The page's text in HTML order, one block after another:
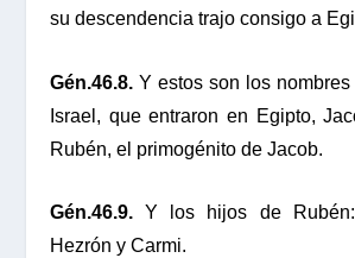
su descendencia trajo consigo a
Gén.46.8. Y estos son los
Israel, que entraron en Egipto,
Rubén, el primogénito de Jacob.
Gén.46.9. Y los hijos de
Hezrón y Carmi.